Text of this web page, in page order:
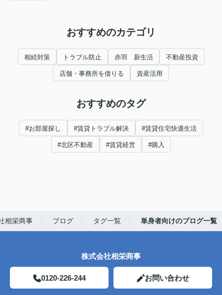
おすすめのカテゴリ
相続対策 トラブル防止 赤羽 新生活 不動産投資
店舗・事務所を借りる 資産活用
おすすめのタグ
#お部屋探し #賃貸トラブル解決 #賃貸住宅快適生活
#北区不動産 #賃貸経営 #購入
相栄商事 ブログ タグ一覧 単身者向けのブログ一覧
株式会社相栄商事
0120-226-244 お問い合わせ